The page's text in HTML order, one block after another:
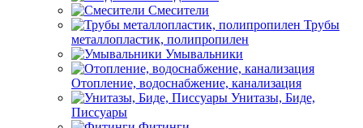
Смесители
Трубы
металлопластик, полипропилен
Умывальники
Отопление, водоснабжение, канализация
Унитазы, Биде,
Писсуары